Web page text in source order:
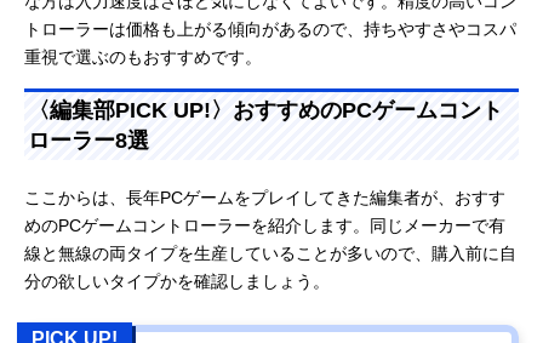
トローラーは価格も上がる傾向があるので、持ちやすさやコスパ
重視で選ぶのもおすすめです。
〈編集部PICK UP!〉おすすめのPCゲームコント
ローラー8選
ここからは、長年PCゲームをプレイしてきた編集者が、おすす
めのPCゲームコントローラーを紹介します。同じメーカーで有
線と無線の両タイプを生産していることが多いので、購入前に自
分の欲しいタイプかを確認しましょう。